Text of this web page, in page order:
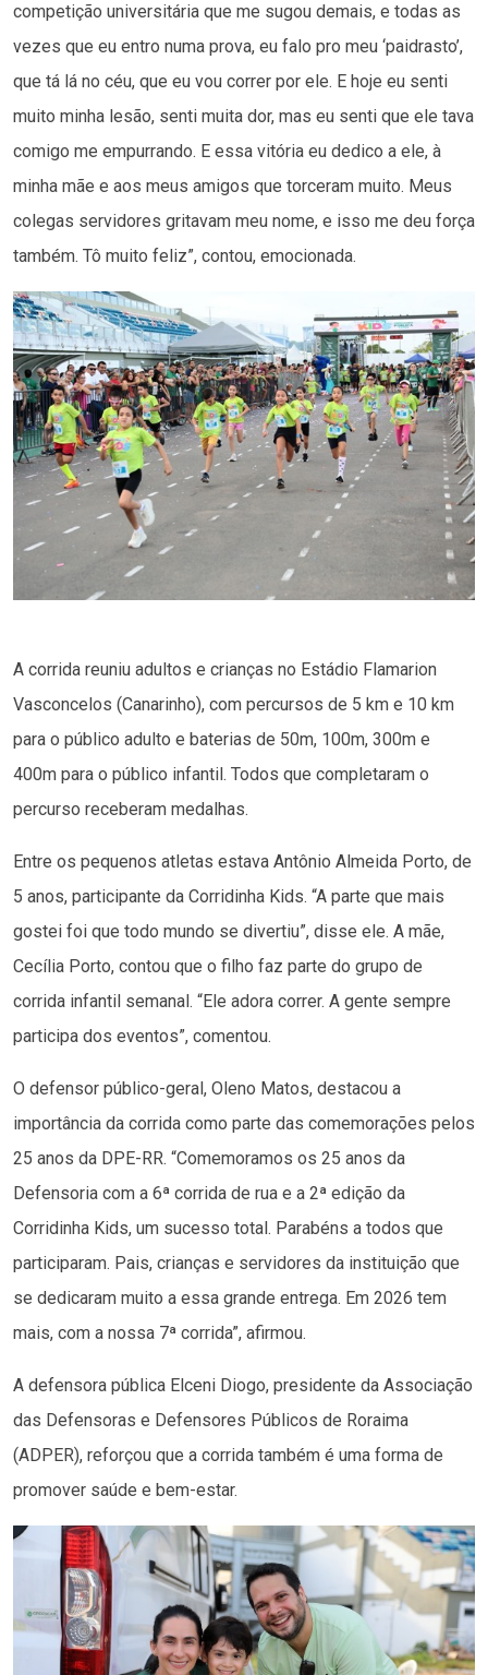
competição universitária que me sugou demais, e todas as
vezes que eu entro numa prova, eu falo pro meu ‘paidrasto’,
que tá lá no céu, que eu vou correr por ele. E hoje eu senti
muito minha lesão, senti muita dor, mas eu senti que ele tava
comigo me empurrando. E essa vitória eu dedico a ele, à
minha mãe e aos meus amigos que torceram muito. Meus
colegas servidores gritavam meu nome, e isso me deu força
também. Tô muito feliz”, contou, emocionada.
A corrida reuniu adultos e crianças no Estádio Flamarion
Vasconcelos (Canarinho), com percursos de 5 km e 10 km
para o público adulto e baterias de 50m, 100m, 300m e
400m para o público infantil. Todos que completaram o
percurso receberam medalhas.
Entre os pequenos atletas estava Antônio Almeida Porto, de
5 anos, participante da Corridinha Kids. “A parte que mais
gostei foi que todo mundo se divertiu”, disse ele. A mãe,
Cecília Porto, contou que o filho faz parte do grupo de
corrida infantil semanal. “Ele adora correr. A gente sempre
participa dos eventos”, comentou.
O defensor público-geral, Oleno Matos, destacou a
importância da corrida como parte das comemorações pelos
25 anos da DPE-RR. “Comemoramos os 25 anos da
Defensoria com a 6ª corrida de rua e a 2ª edição da
Corridinha Kids, um sucesso total. Parabéns a todos que
participaram. Pais, crianças e servidores da instituição que
se dedicaram muito a essa grande entrega. Em 2026 tem
mais, com a nossa 7ª corrida”, afirmou.
A defensora pública Elceni Diogo, presidente da Associação
das Defensoras e Defensores Públicos de Roraima
(ADPER), reforçou que a corrida também é uma forma de
promover saúde e bem-estar.